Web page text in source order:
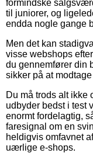
formindske
til juniorer, og
endda nogle gange
Men det kan
visse webshops
du gennemfører din
sikker på at
Du må trods alt ikke
udbyder bedst i test
enormt fordelagtig,
faresignal om en
heldigvis omfavnet
uærlige e-shops.